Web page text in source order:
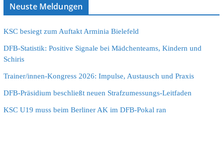
Neuste Meldungen
KSC besiegt zum Auftakt Arminia Bielefeld
DFB-Statistik: Positive Signale bei Mädchenteams, Kindern und
Schiris
Trainer/innen-Kongress 2026: Impulse, Austausch und Praxis
DFB-Präsidium beschließt neuen Strafzumessungs-Leitfaden
KSC U19 muss beim Berliner AK im DFB-Pokal ran